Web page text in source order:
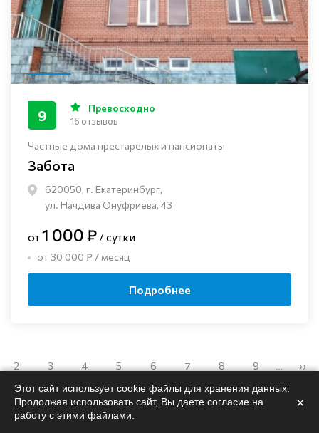
Частные дома престарелых и пансионаты
Забота
620050, г. Екатеринбург,
ул. Начдива Онуфриева, 43
9 Превосходно
16 отзывов
от1 000 ₽ / сутки
от 30 000 ₽ / месяц
Подробнее
2 3 4 5 6 7 8 9 … ››
Этот сайт использует cookie файлы для хранения данных.
Продолжая использовать сайт, Вы даете согласие на
работу с этими файлами.
×